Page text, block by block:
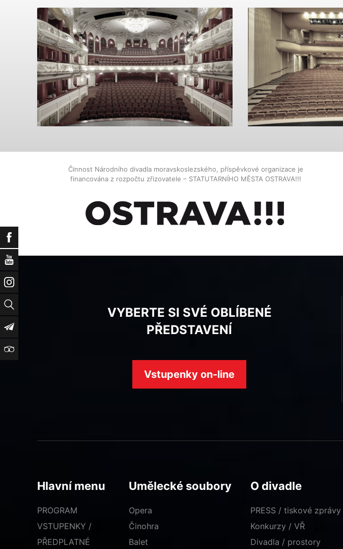
Facebook
YouTube
Instagram
Vyhledat
Newsletter
TripAdvisor
Činnost Národního divadla moravskoslezského, příspěvkové organizace je
financována z rozpočtu zřizovatele – STATUTARNÍHO MĚSTA OSTRAVA!!!
VYBERTE SI SVÉ OBLÍBENÉ
PŘEDSTAVENÍ
Vstupenky on-line
Hlavní menu
PROGRAM
VSTUPENKY /
PŘEDPLATNÉ
Umělecké soubory
Opera
Činohra
Balet
O divadle
PRESS / tiskové zprávy
Konkurzy / VŘ
Divadla / prostory